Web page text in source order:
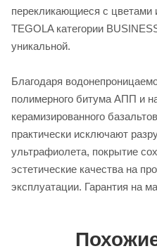
перекликающиеся с
TEGOLA категории
уникальной.
Благодаря
полимерного битума АПП и
керамизированного
практически исключают
ультрафиолета, покрытие
эстетические качества на
эксплуатации. Гарантия на